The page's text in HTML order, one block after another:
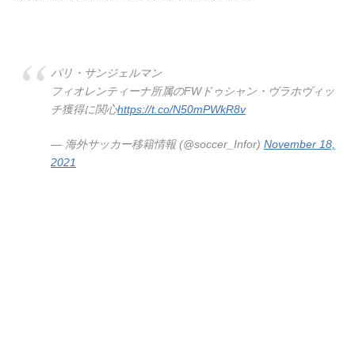
パリ・サンジェルマン
フィオレンティーナ所属のFWドゥシャン・ヴラホヴィッ
チ獲得に関心https://t.co/N50mPWkR8v
— 海外サッカー移籍情報 (@soccer_Infor) November 18,
2021